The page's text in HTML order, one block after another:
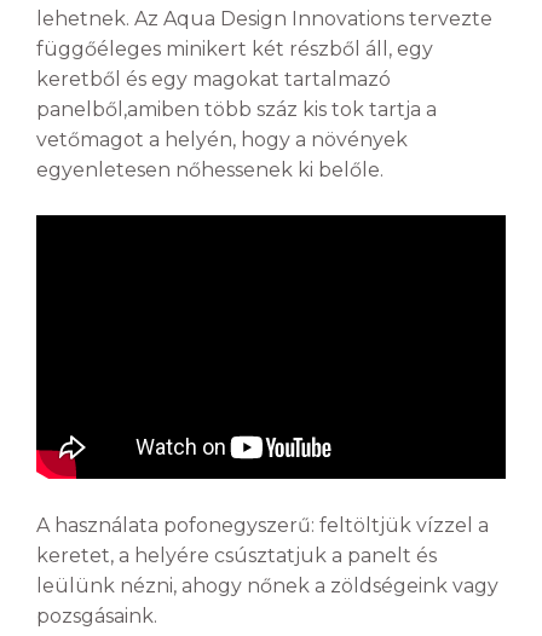
lehetnek. Az Aqua Design Innovations tervezte
függőéleges minikert két részből áll, egy
keretből és egy magokat tartalmazó
panelből,amiben több száz kis tok tartja a
vetőmagot a helyén, hogy a növények
egyenletesen nőhessenek ki belőle.
A használata pofonegyszerű: feltöltjük vízzel a
keretet, a helyére csúsztatjuk a panelt és
leülünk nézni, ahogy nőnek a zöldségeink vagy
pozsgásaink.